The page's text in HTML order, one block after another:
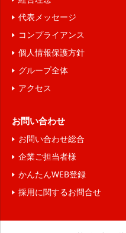
代表メッセージ
コンプライアンス
個人情報保護方針
グループ全体
アクセス
お問い合わせ
お問い合わせ総合
企業ご担当者様
かんたんWEB登録
採用に関するお問合せ